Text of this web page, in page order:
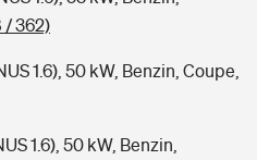
/ 362)
1.6), 50 kW, Benzin, Coupe,
1.6), 50 kW, Benzin,